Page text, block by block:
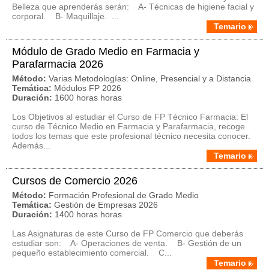
Belleza que aprenderás serán: A- Técnicas de higiene facial y
corporal. B- Maquillaje. ...
Temario
Módulo de Grado Medio en Farmacia y
Parafarmacia 2026
Método: Varias Metodologías: Online, Presencial y a Distancia
Temática: Módulos FP 2026
Duración: 1600 horas horas
Los Objetivos al estudiar el Curso de FP Técnico Farmacia: El
curso de Técnico Medio en Farmacia y Parafarmacia, recoge
todos los temas que este profesional técnico necesita conocer.
Además...
Temario
Cursos de Comercio 2026
Método: Formación Profesional de Grado Medio
Temática: Gestión de Empresas 2026
Duración: 1400 horas horas
Las Asignaturas de este Curso de FP Comercio que deberás
estudiar son: A- Operaciones de venta. B- Gestión de un
pequeño establecimiento comercial. C...
Temario